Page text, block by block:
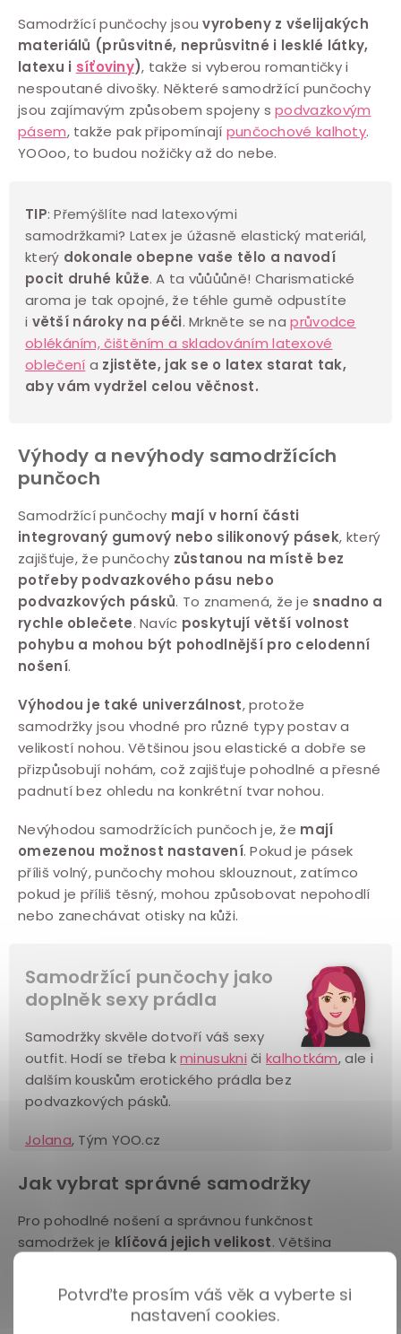
Potvrďte prosím váš věk a vyberte si
nastavení cookies.
Samodržící punčochy jsou vyrobeny z všelijakých
materiálů (průsvitné, neprůsvitné i lesklé látky,
latexu i síťoviny), takže si vyberou romantičky i
nespoutané divošky. Některé samodržící punčochy
jsou zajímavým způsobem spojeny spodvazkovým
pásem, takže pak připomínají punčochové kalhoty.
YOOoo, to budou nožičky až do nebe.
TIP: Přemýšlíte nad latexovými
samodržkami? Latex je úžasně elastický materiál,
který dokonale obepne vaše tělo a navodí
pocit druhé kůže. A ta vůůůůně! Charismatické
aroma je tak opojné, že téhle gumě odpustíte
i větší nároky na péči. Mrkněte se naprůvodce
oblékáním, čištěním a skladováním latexové
oblečení a zjistěte, jak se o latex starat tak,
aby vám vydržel celou věčnost.
Výhody a nevýhody samodržících
punčoch
Samodržící punčochy mají v horní části
integrovaný gumový nebo silikonový pásek, který
zajišťuje, že punčochy zůstanou na místě bez
potřeby podvazkového pásu nebo
podvazkových pásků. To znamená, že je snadno a
rychle oblečete. Navíc poskytují větší volnost
pohybu a mohou být pohodlnější pro celodenní
nošení.
Výhodou je také univerzálnost, protože
samodržky jsou vhodné pro různé typy postav a
velikostí nohou. Většinou jsou elastické a dobře se
přizpůsobují nohám, což zajišťuje pohodlné a přesné
padnutí bez ohledu na konkrétní tvar nohou.
Nevýhodou samodržících punčoch je, že mají
omezenou možnost nastavení. Pokud je pásek
příliš volný, punčochy mohou sklouznout, zatímco
pokud je příliš těsný, mohou způsobovat nepohodlí
nebo zanechávat otisky na kůži.
Samodržící punčochy jako
doplněk sexy prádla
Samodržky skvěle dotvoří váš sexy
outfit. Hodí se třeba kminusukni čikalhotkám, ale i
dalším kouskům erotického prádla bez
podvazkových pásků.
Jolana, Tým YOO.cz
Jak vybrat správné samodržky
Pro pohodlné nošení a správnou funkčnost
samodržek je klíčová jejich velikost. Většina
pomůže určit správnou velikost podle vašich potřeb.
Důležité je, abypunčochy nebyly příliš těsné ani příliš